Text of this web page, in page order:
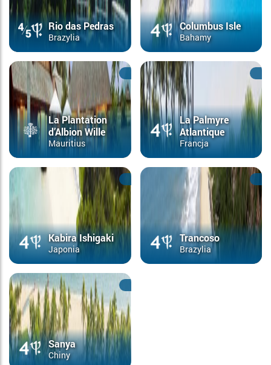
Rio das Pedras
Brazylia
Columbus Isle
Bahamy
La Plantation
d’Albion Wille
Mauritius
La Palmyre
Atlantique
Francja
Kabira Ishigaki
Japonia
Trancoso
Brazylia
Sanya
Chiny